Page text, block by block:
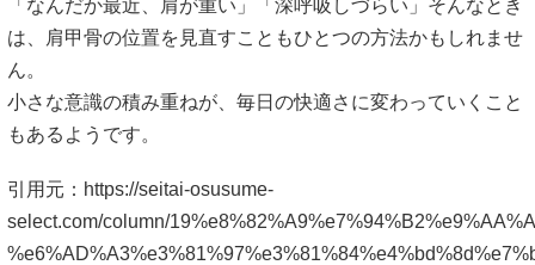
「なんだか最近、肩が重い」「深呼吸しづらい」そんなとき
は、肩甲骨の位置を見直すこともひとつの方法かもしれませ
ん。
小さな意識の積み重ねが、毎日の快適さに変わっていくこと
もあるようです。
引用元： https://seitai-osusume-
select.com/column/